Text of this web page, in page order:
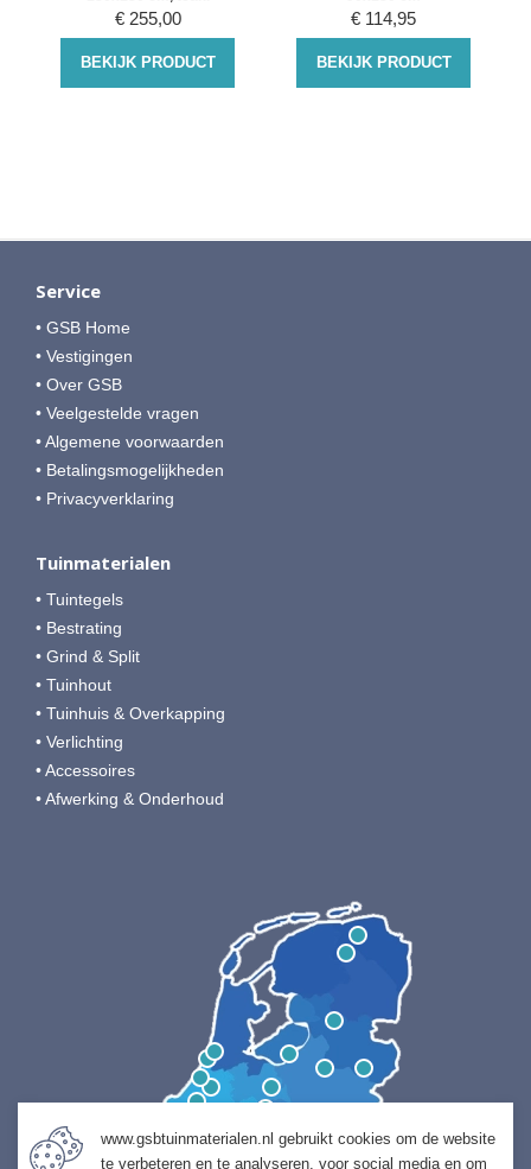
€ 255,00
BEKIJK PRODUCT
€ 114,95
BEKIJK PRODUCT
Service
• GSB Home
• Vestigingen
• Over GSB
• Veelgestelde vragen
• Algemene voorwaarden
• Betalingsmogelijkheden
• Privacyverklaring
Tuinmaterialen
• Tuintegels
• Bestrating
• Grind & Split
• Tuinhout
• Tuinhuis & Overkapping
• Verlichting
• Accessoires
• Afwerking & Onderhoud
www.gsbtuinmaterialen.nl gebruikt cookies om de website
te verbeteren en te analyseren, voor social media en om